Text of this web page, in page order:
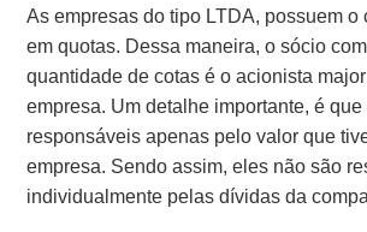
As empresas do tipo LTDA, possuem
em quotas. Dessa maneira, o sócio
quantidade de cotas é o acionista
empresa. Um detalhe importante, é
responsáveis apenas pelo valor que
empresa. Sendo assim, eles não são
individualmente pelas dívidas da